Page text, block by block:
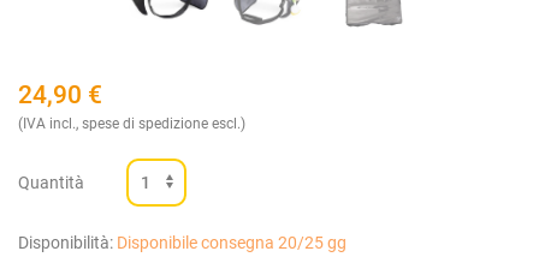
24,90 €
(IVA incl., spese di spedizione escl.)
Quantità
Disponibilità: Disponibile consegna 20/25 gg